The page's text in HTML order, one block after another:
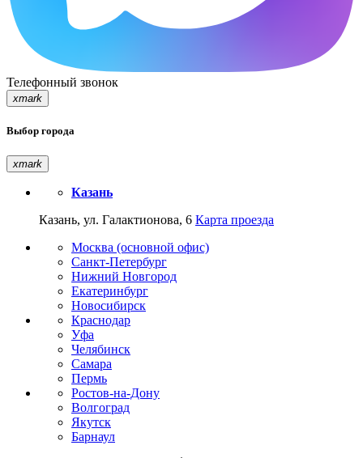
Телефонный звонок
xmark
Выбор города
xmark
Казань
Казань, ул. Галактионова, 6 Карта проезда
Москва (основной офис)
Санкт-Петербург
Нижний Новгород
Екатеринбург
Новосибирск
Краснодар
Уфа
Челябинск
Самара
Пермь
Ростов-на-Дону
Волгоград
Якутск
Барнаул